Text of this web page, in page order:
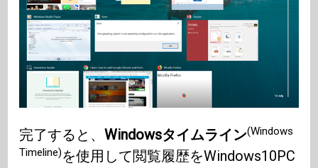
完了すると、Windowsタイムライン(Windows
Timeline)を使用して閲覧履歴をWindows10PC